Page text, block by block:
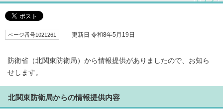
ページ番号1021261 更新日 令和8年5月19日
防衛省（北関東防衛局）から情報提供がありましたので、お知ら
せします。
北関東防衛局からの情報提供内容